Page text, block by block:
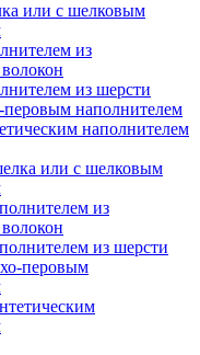
или с шелковым
из
из шерсти
перовым наполнителем
наполнителем
или с шелковым
из
из шерсти
перовым